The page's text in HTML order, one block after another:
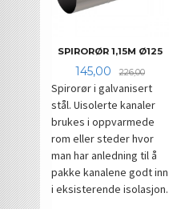
SPIRORØR 1,15M Ø125
Tilbud
145,00 226,00Rabatt
Spirorør i galvanisert
stål. Uisolerte kanaler
brukes i oppvarmede
rom eller steder hvor
man har anledning til å
pakke kanalene godt inn
i eksisterende isolasjon.